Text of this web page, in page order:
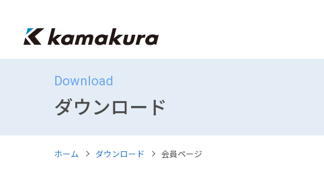
Download
ダウンロード
ホーム ダウンロード 会員ページ